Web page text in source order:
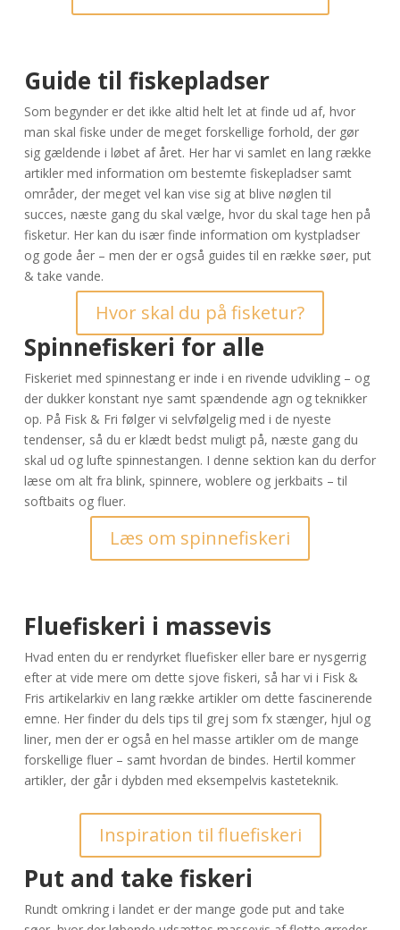
Guide til fiskepladser
Som begynder er det ikke altid helt let at finde ud af, hvor
man skal fiske under de meget forskellige forhold, der gør
sig gældende i løbet af året. Her har vi samlet en lang række
artikler med information om bestemte fiskepladser samt
områder, der meget vel kan vise sig at blive nøglen til
succes, næste gang du skal vælge, hvor du skal tage hen på
fisketur. Her kan du især finde information om kystpladser
og gode åer – men der er også guides til en række søer, put
& take vande.
Hvor skal du på fisketur?
Spinnefiskeri for alle
Fiskeriet med spinnestang er inde i en rivende udvikling – og
der dukker konstant nye samt spændende agn og teknikker
op. På Fisk & Fri følger vi selvfølgelig med i de nyeste
tendenser, så du er klædt bedst muligt på, næste gang du
skal ud og lufte spinnestangen. I denne sektion kan du derfor
læse om alt fra blink, spinnere, woblere og jerkbaits – til
softbaits og fluer.
Læs om spinnefiskeri
Fluefiskeri i massevis
Hvad enten du er rendyrket fluefisker eller bare er nysgerrig
efter at vide mere om dette sjove fiskeri, så har vi i Fisk &
Fris artikelarkiv en lang række artikler om dette fascinerende
emne. Her finder du dels tips til grej som fx stænger, hjul og
liner, men der er også en hel masse artikler om de mange
forskellige fluer – samt hvordan de bindes. Hertil kommer
artikler, der går i dybden med eksempelvis kasteteknik.
Inspiration til fluefiskeri
Put and take fiskeri
Rundt omkring i landet er der mange gode put and take